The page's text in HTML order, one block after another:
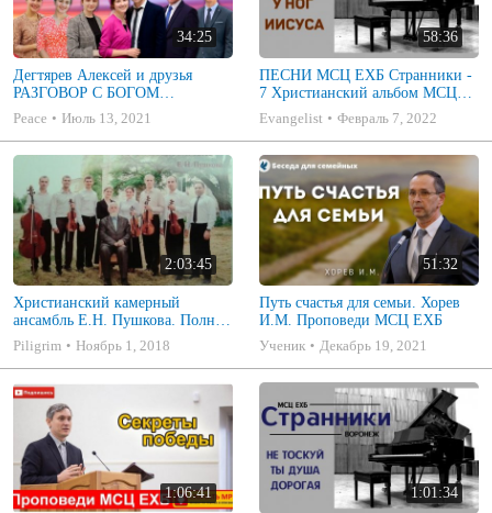
34:25
Дегтярев Алексей и друзья
РАЗГОВОР С БОГОМ
Христианские песни МСЦ ЕХБ
2021 (7я)
Peace Июль 13, 2021
58:36
ПЕСНИ МСЦ ЕХБ Странники -
7 Христианский альбом МСЦ
ЕХБ
Evangelist Февраль 7, 2022
2:03:45
Христианский камерный
ансамбль Е.Н. Пушкова. Полное
собрание
Piligrim Ноябрь 1, 2018
51:32
Путь счастья для семьи. Хорев
И.М. Проповеди МСЦ ЕХБ
Ученик
Декабрь 19, 2021
1:06:41 1:01:34